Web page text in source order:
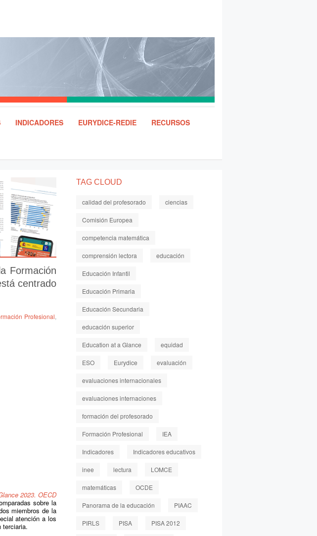
INDICADORES EURYDICE-REDIE
RECURSOS
Formación
centrado
Profesional,
2023. OECD
sobre la
miembros de la
atención a los
terciaria.
TAG CLOUD
calidad del profesorado ciencias
Comisión Europea
competencia matemática
comprensión lectora educación
Educación Infantil
Educación Primaria
Educación Secundaria
educación superior
Education at a Glance equidad
ESO Eurydice evaluación
evaluaciones internacionales
evaluaciones internaciones
formación del profesorado
Formación Profesional IEA
Indicadores Indicadores educativos
inee lectura LOMCE
matemáticas OCDE
Panorama de la educación PIAAC
PIRLS PISA PISA 2012